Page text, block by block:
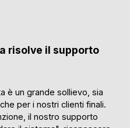
risolve il supporto
è un grande sollievo, sia
per i nostri clienti finali.
il nostro supporto